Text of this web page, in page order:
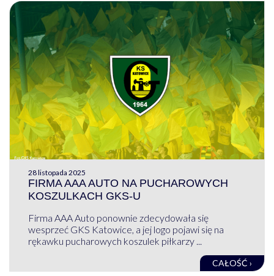
28 listopada 2025
FIRMA AAA AUTO NA PUCHAROWYCH
KOSZULKACH GKS-U
Firma AAA Auto ponownie zdecydowała się
wesprzeć GKS Katowice, a jej logo pojawi się na
rękawku pucharowych koszulek piłkarzy ...
CAŁOŚĆ ›